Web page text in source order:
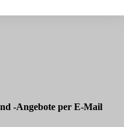
-Angebote per E-Mail